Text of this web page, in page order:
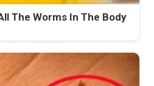
The Worms In The Body